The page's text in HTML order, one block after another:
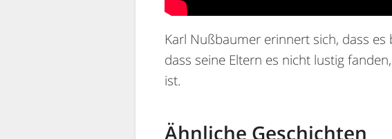
Karl Nußbaumer erinnert sich, dass
dass seine Eltern es nicht lustig
ist.
Ähnliche Geschichten